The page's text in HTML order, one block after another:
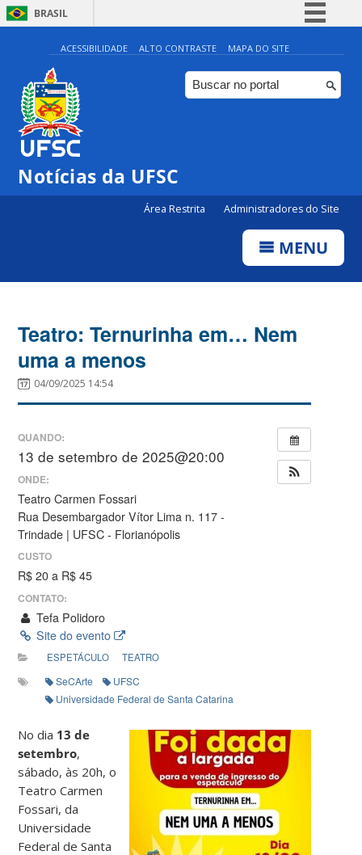
BRASIL
Simplifique!
Comunica BR
Participe
ACESSIBILIDADE ALTO CONTRASTE MAPA DO SITE
Notícias da UFSC
Área Restrita Administradores do Site
MENU
Teatro: Ternurinha em… Nem
uma a menos
04/09/2025 14:54
QUANDO:
13 de setembro de 2025@20:00
ONDE:
Teatro Carmen Fossari
Rua Desembargador Vítor Lima n. 117 -
Trindade | UFSC - Florianópolis
CUSTO
R$ 20 a R$ 45
CONTATO:
Tefa Polidoro
Site do evento
ESPETÁCULO TEATRO
SeCArte
UFSC
Universidade Federal de Santa Catarina
No dia 13 de
setembro,
sábado, às 20h, o
Teatro Carmen
Fossari, da
Universidade
Federal de Santa